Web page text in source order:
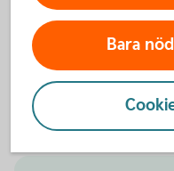
Villkor Swish
Smarta
Bara